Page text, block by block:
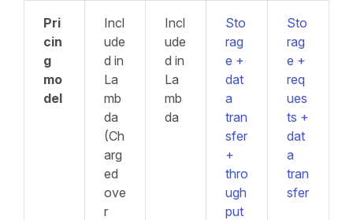
Pri
cin
g
mo
del
Incl
ude
d in
La
mb
da
(Ch
arg
ed
ove
r
Incl
ude
d in
La
mb
da
Sto
rag
e +
dat
a
tran
sfer
+
thro
ugh
put
Sto
rag
e +
req
ues
ts +
dat
a
tran
sfer